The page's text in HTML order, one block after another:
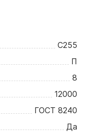
С255
П
8
12000
ГОСТ 8240
Да